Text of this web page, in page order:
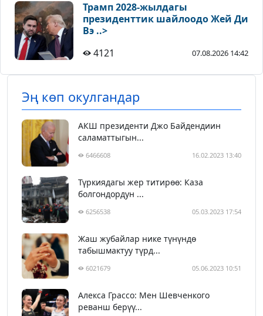
Трамп 2028-жылдагы
президенттик шайлоодо Жей Ди
Вэ ..>
4121
07.08.2026 14:42
Эң көп окулгандар
АКШ президенти Джо Байдендиин
саламаттыгын...
6466608 16.02.2023 13:40
Түркиядагы жер титирөө: Каза
болгондордун ...
6256538 05.03.2023 17:54
Жаш жубайлар нике түнүндө
табышмактуу түрд...
6021679 05.06.2023 10:51
Алекса Грассо: Мен Шевченкого
реванш берүү...